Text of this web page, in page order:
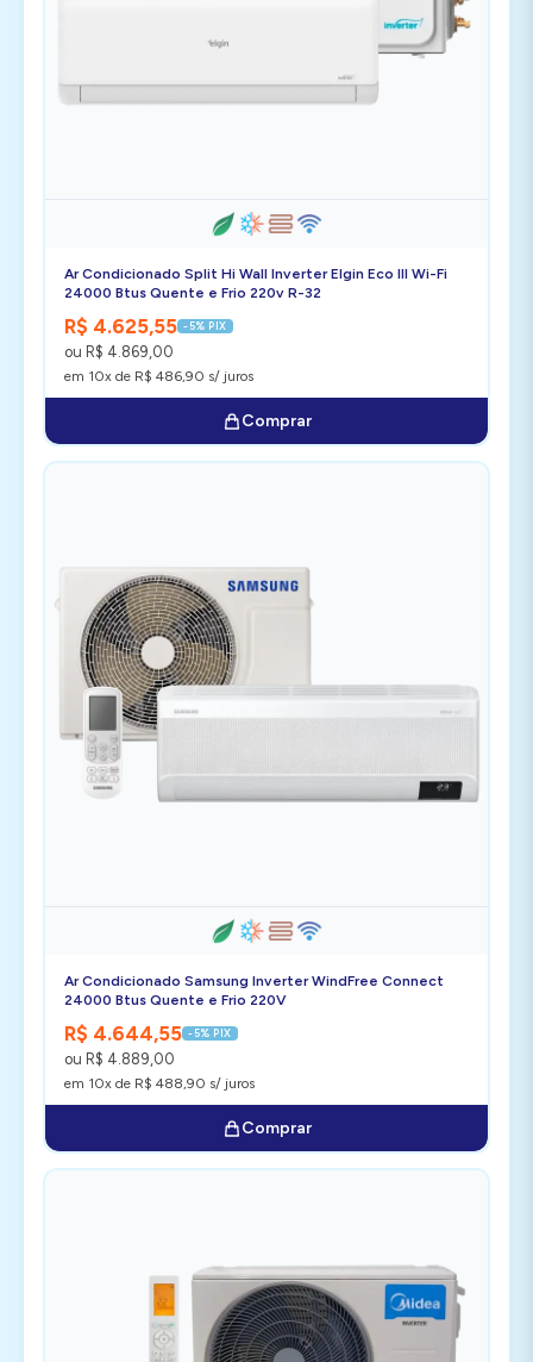
Ar Condicionado Split Hi Wall Inverter Elgin Eco III Wi-Fi
24000 Btus Quente e Frio 220v R-32
R$ 4.625,55 -5% PIX
ou R$ 4.869,00
em 10x de R$ 486,90 s/ juros
Comprar
Ar Condicionado Samsung Inverter WindFree Connect
24000 Btus Quente e Frio 220V
R$ 4.644,55 -5% PIX
ou R$ 4.889,00
em 10x de R$ 488,90 s/ juros
Comprar